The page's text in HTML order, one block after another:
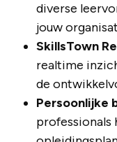
diverse
jouw
SkillsTown
realtime
de
Persoonlijke
professionals